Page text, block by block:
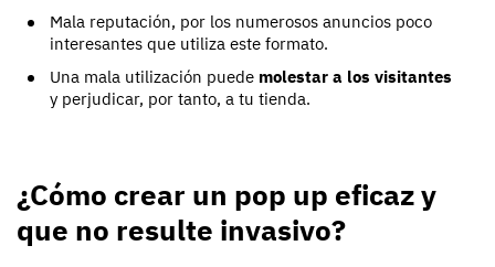
Mala reputación, por los numerosos anuncios poco
interesantes que utiliza este formato.
Una mala utilización puede molestar a los visitantes
y perjudicar, por tanto, a tu tienda.
¿Cómo crear un pop up eficaz y
que no resulte invasivo?